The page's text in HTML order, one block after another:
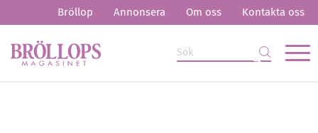
Bröllop Annonsera Om oss Kontakta oss